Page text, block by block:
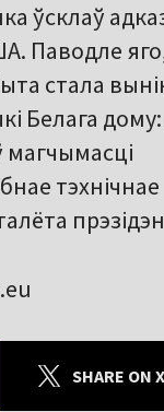
ўсклаў
Паводле
стала
Белага
магчымасці
тэхнічнае
SHARE ON X